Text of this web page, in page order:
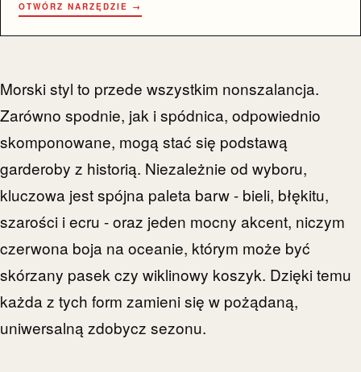
OTWÓRZ NARZĘDZIE →
Morski styl to przede wszystkim nonszalancja.
Zarówno spodnie, jak i spódnica, odpowiednio
skomponowane, mogą stać się podstawą
garderoby z historią. Niezależnie od wyboru,
kluczowa jest spójna paleta barw - bieli, błękitu,
szarości i ecru - oraz jeden mocny akcent, niczym
czerwona boja na oceanie, którym może być
skórzany pasek czy wiklinowy koszyk. Dzięki temu
każda z tych form zamieni się w pożądaną,
uniwersalną zdobycz sezonu.